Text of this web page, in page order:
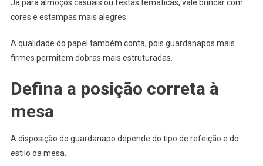
Já para almoços casuais ou festas temáticas, vale brincar com
cores e estampas mais alegres.
A qualidade do papel também conta, pois guardanapos mais
firmes permitem dobras mais estruturadas.
Defina a posição correta à
mesa
A disposição do guardanapo depende do tipo de refeição e do
estilo da mesa.